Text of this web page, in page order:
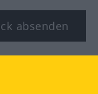
absenden